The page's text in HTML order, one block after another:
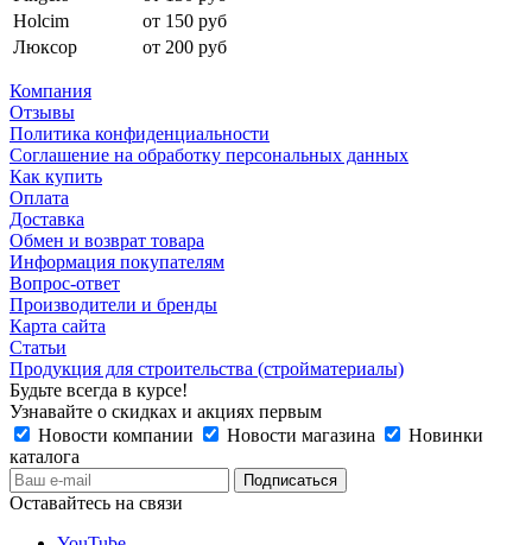
Holcim
от 150 руб
Люксор
от 200 руб
Компания
Отзывы
Политика конфиденциальности
Соглашение на обработку персональных данных
Как купить
Оплата
Доставка
Обмен и возврат товара
Информация покупателям
Вопрос-ответ
Производители и бренды
Карта сайта
Статьи
Продукция для строительства (стройматериалы)
Будьте всегда в курсе!
Узнавайте о скидках и акциях первым
Новости компании
Новости магазина
Новинки
каталога
Оставайтесь на связи